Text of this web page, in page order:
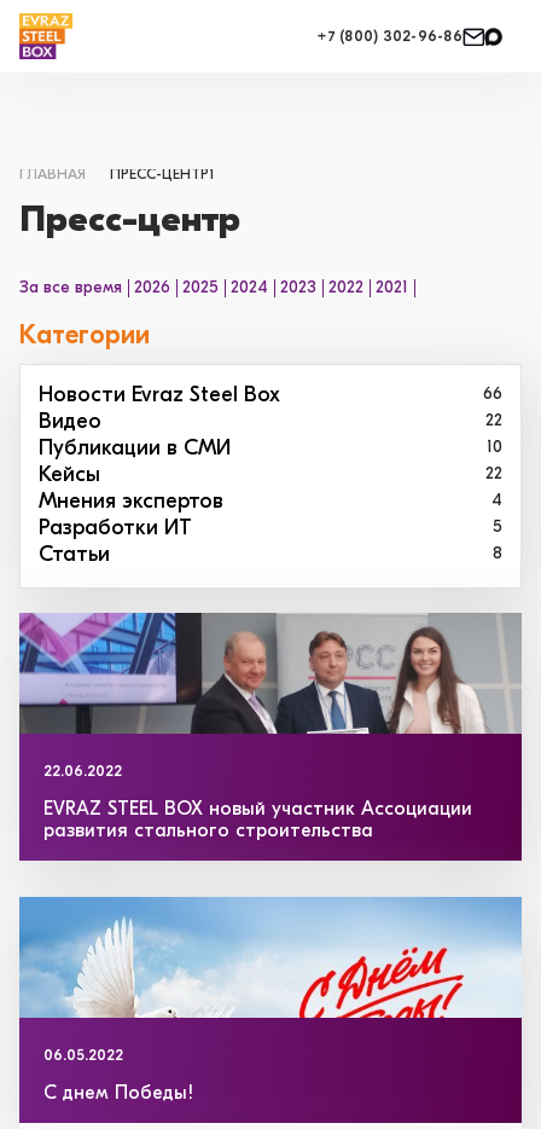
+7 (800) 302-96-86
ГЛАВНАЯ ПРЕСС-ЦЕНТР1
Пресс-центр
За все время 2026 2025 2024 2023 2022 2021
22.06.2022
EVRAZ STEEL BOX новый участник Ассоциации
развития стального строительства
06.05.2022
С днем Победы!
Категории
66
Новости Evraz Steel Box
22
Видео
10
Публикации в СМИ
22
Кейсы
4
Мнения экспертов
5
Разработки ИТ
8
Статьи